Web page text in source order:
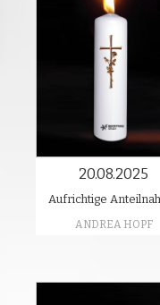
20.08.2025
Aufrichtige
ANDREA HOPF